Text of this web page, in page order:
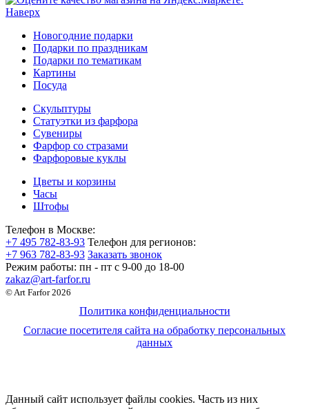
Наверх
Новогодние подарки
Подарки по праздникам
Подарки по тематикам
Картины
Посуда
Скульптуры
Статуэтки из фарфора
Сувениры
Фарфор со стразами
Фарфоровые куклы
Цветы и корзины
Часы
Штофы
Телефон в Москве:
+7 495 782-83-93 Телефон для регионов:
+7 963 782-83-93 Заказать звонок
Режим работы: пн - пт c 9-00 до 18-00
zakaz@art-farfor.ru
© Art Farfor 2026
Политика конфиденциальности
Согласие посетителя сайта на обработку персональных
данных
Данный сайт использует файлы cookies. Часть из них